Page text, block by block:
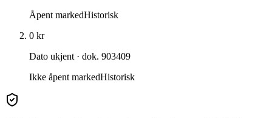
Åpent markedHistorisk
0 kr
Dato ukjent · dok. 903409
Ikke åpent markedHistorisk